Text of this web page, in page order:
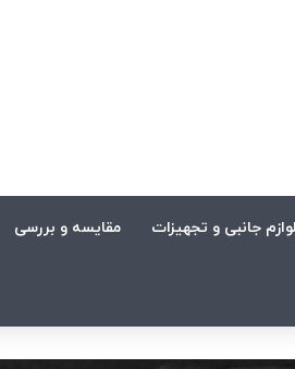
لوازم جانبی و تجهیزات مقایسه و بررسی